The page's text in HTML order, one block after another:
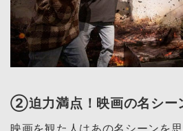
②迫力満点！映画の名シー